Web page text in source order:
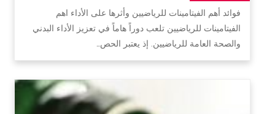
فوائد أهم الفيتامينات للرياضيين وأثرها على الأداء اهم
الفيتامينات للرياضيين تلعب دوراً هاماً في تعزيز الأداء البدني
والصحة العامة للرياضيين. إذ يعتبر الحص…